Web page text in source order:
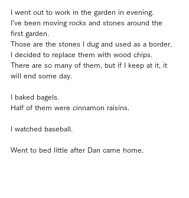
I went out to work in the garden in evening.
I’ve been moving rocks and stones around the
first garden.
Those are the stones I dug and used as a border.
I decided to replace them with wood chips.
There are so many of them, but if I keep at it, it
will end some day.
I baked bagels.
Half of them were cinnamon raisins.
I watched baseball.
Went to bed little after Dan came home.